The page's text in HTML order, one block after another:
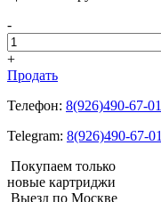
-
+
Продать
Телефон: 8(926)490-67-01
Telegram: 8(926)490-67-01
Покупаем только
новые картриджи
Выезд по Москве